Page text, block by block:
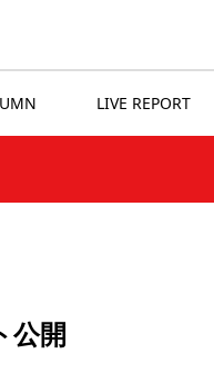
LIVE REPORT
公開